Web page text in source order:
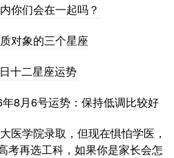
你们会在一起吗？
对象的三个星座
十二星座运势
8月6号运势：保持低调比较好
医学院录取，但现在惧怕学医，
考再选工科，如果你是家长会怎